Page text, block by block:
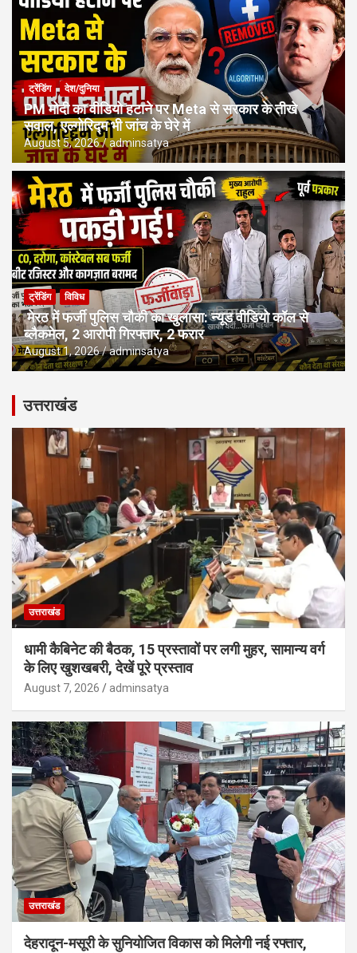
ट्रेंडिंग देश/दुनिया
PM मोदी का वीडियो हटाने पर Meta से सरकार के तीखे
सवाल, एल्गोरिद्म भी जांच के घेरे में
August 5, 2026 adminsatya
ट्रेंडिंग विविध
मेरठ में फर्जी पुलिस चौकी का खुलासा: न्यूड वीडियो कॉल से
ब्लैकमेल, 2 आरोपी गिरफ्तार, 2 फरार
August 1, 2026 adminsatya
उत्तराखंड
उत्तराखंड
धामी कैबिनेट की बैठक, 15 प्रस्तावों पर लगी मुहर, सामान्य वर्ग
के लिए खुशखबरी, देखें पूरे प्रस्ताव
August 7, 2026 adminsatya
उत्तराखंड
देहरादून-मसूरी के सुनियोजित विकास को मिलेगी नई रफ्तार,